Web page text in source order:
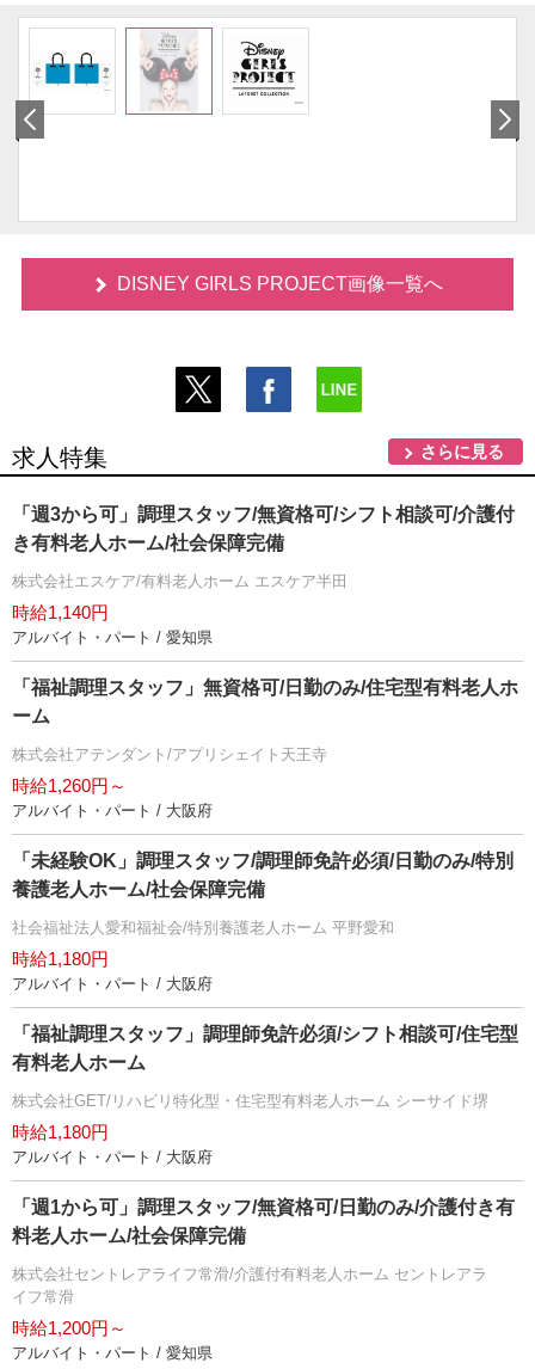
DISNEY GIRLS PROJECT画像一覧へ
求人特集 さらに見る
「週3から可」調理スタッフ/無資格可/シフト相談可/介護付
き有料老人ホーム/社会保障完備
株式会社エスケア/有料老人ホーム エスケア半田
時給1,140円
アルバイト・パート / 愛知県
「福祉調理スタッフ」無資格可/日勤のみ/住宅型有料老人ホ
ーム
株式会社アテンダント/アプリシェイト天王寺
時給1,260円～
アルバイト・パート / 大阪府
「未経験OK」調理スタッフ/調理師免許必須/日勤のみ/特別
養護老人ホーム/社会保障完備
社会福祉法人愛和福祉会/特別養護老人ホーム 平野愛和
時給1,180円
アルバイト・パート / 大阪府
「福祉調理スタッフ」調理師免許必須/シフト相談可/住宅型
有料老人ホーム
株式会社GET/リハビリ特化型・住宅型有料老人ホーム シーサイド堺
時給1,180円
アルバイト・パート / 大阪府
「週1から可」調理スタッフ/無資格可/日勤のみ/介護付き有
料老人ホーム/社会保障完備
株式会社セントレアライフ常滑/介護付有料老人ホーム セントレアラ
イフ常滑
時給1,200円～
アルバイト・パート / 愛知県